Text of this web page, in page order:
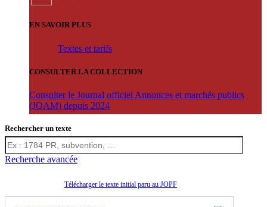
EN SAVOIR PLUS
Textes et tarifs
CONSULTER LA COLLECTION
Consulter le Journal officiel Annonces et marchés publics
(JOAM) depuis 2024
Rechercher un texte
Recherche avancée
Télécharger le texte initial paru au JOPF